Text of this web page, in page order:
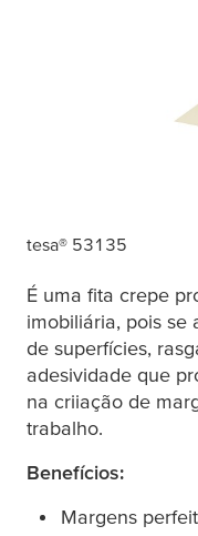
tesa® 53135
É uma fita crepe
imobiliária, pois se
de superfícies,
adesividade que
na criiação de
trabalho.
Benefícios:
Margens